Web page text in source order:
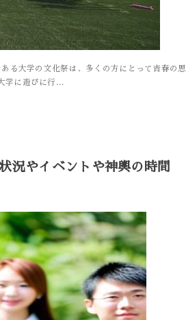
る大学の文化祭は、多くの方にとって青春の思
学に遊びに行...
況やイベントや神輿の時間